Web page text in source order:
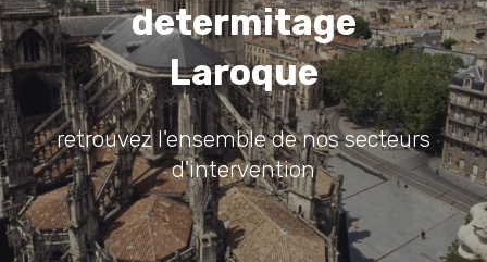
determitage
Laroque
retrouvez l'ensemble de nos secteurs
d'intervention